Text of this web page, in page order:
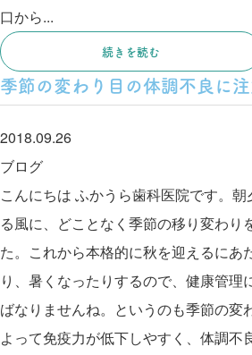
口から...
続きを読む
季節の変わり目の体調不良に
2018.09.26
ブログ
こんにちは ふかうら歯科医院です。
る風に、どことなく季節の移り変わり
た。これから本格的に秋を迎えるにあ
り、暑くなったりするので、健康管理
ばなりませんね。というのも季節の変
よって免疫力が低下しやすく、体調不